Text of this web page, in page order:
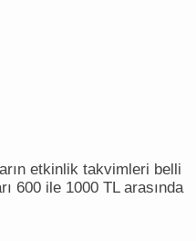
etkinlik takvimleri belli
600 ile 1000 TL arasında